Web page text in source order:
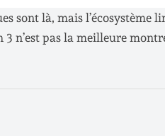
sont là, mais
n’est pas la meilleure